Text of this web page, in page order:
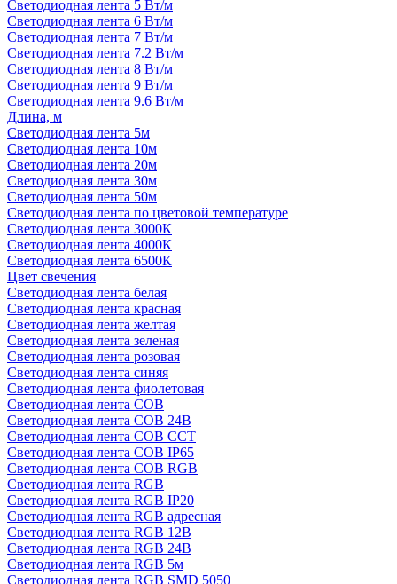
Светодиодная лента 5 Вт/м
Светодиодная лента 6 Вт/м
Светодиодная лента 7 Вт/м
Светодиодная лента 7.2 Вт/м
Светодиодная лента 8 Вт/м
Светодиодная лента 9 Вт/м
Светодиодная лента 9.6 Вт/м
Длина, м
Светодиодная лента 5м
Светодиодная лента 10м
Светодиодная лента 20м
Светодиодная лента 30м
Светодиодная лента 50м
Светодиодная лента по цветовой температуре
Светодиодная лента 3000К
Светодиодная лента 4000К
Светодиодная лента 6500К
Цвет свечения
Светодиодная лента белая
Светодиодная лента красная
Светодиодная лента желтая
Светодиодная лента зеленая
Светодиодная лента розовая
Светодиодная лента синяя
Светодиодная лента фиолетовая
Светодиодная лента COB
Светодиодная лента COB 24В
Светодиодная лента COB CCT
Светодиодная лента COB IP65
Светодиодная лента COB RGB
Светодиодная лента RGB
Светодиодная лента RGB IP20
Светодиодная лента RGB адресная
Светодиодная лента RGB 12В
Светодиодная лента RGB 24В
Светодиодная лента RGB 5м
Светодиодная лента RGB SMD 5050